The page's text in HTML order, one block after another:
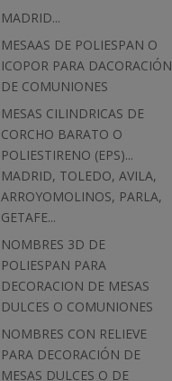
MADRID...
MESAAS DE POLIESPAN O
ICOPOR PARA DACORACIÓN
DE COMUNIONES
MESAS CILINDRICAS DE
CORCHO BARATO O
POLIESTIRENO (EPS)...
MADRID, TOLEDO, AVILA,
ARROYOMOLINOS, PARLA,
GETAFE...
NOMBRES 3D DE
POLIESPAN PARA
DECORACION DE MESAS
DULCES O COMUNIONES
NOMBRES CON RELIEVE
PARA DECORACIÓN DE
MESAS DULCES O DE